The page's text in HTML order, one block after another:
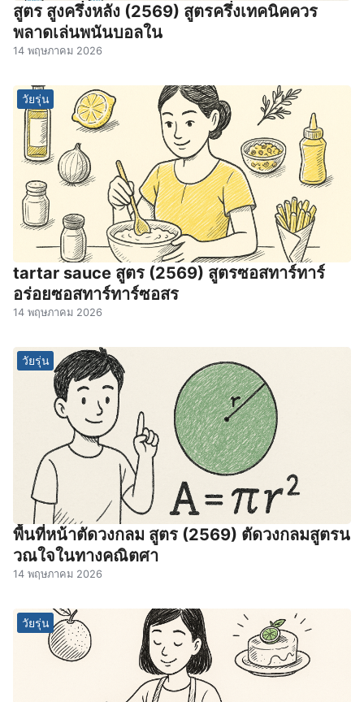
สูตร สูงครึ่งหลัง (2569) สูตรครึ่งเทคนิคควร
พลาดเล่นพนันบอลใน
14 พฤษภาคม 2026
วัยรุ่น
tartar sauce สูตร (2569) สูตรซอสทาร์ทาร์
อร่อยซอสทาร์ทาร์ซอสร
14 พฤษภาคม 2026
วัยรุ่น
พื้นที่หน้าตัดวงกลม สูตร (2569) ตัดวงกลมสูตรน
วณใจในทางคณิตศา
14 พฤษภาคม 2026
วัยรุ่น